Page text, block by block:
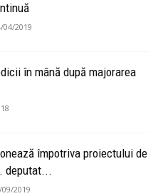
04/2019
în mână după majorarea
împotriva proiectului de
deputat...
2019